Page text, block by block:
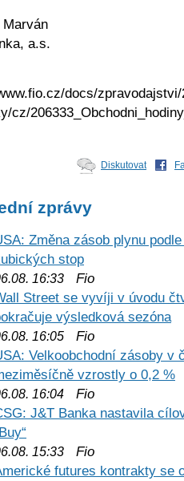
Marván
a.s.
docs/
cz/
Diskutovat
zprávy
Změna zásob plynu
stop
16:33 Fio
Street se vyvíji v úvodu
výsledková sezóna
16:05 Fio
Velkoobchodní zásoby v
vzrostly o 0,2 %
16:04 Fio
J&T Banka nastavila
15:33 Fio
futures kontrakty se